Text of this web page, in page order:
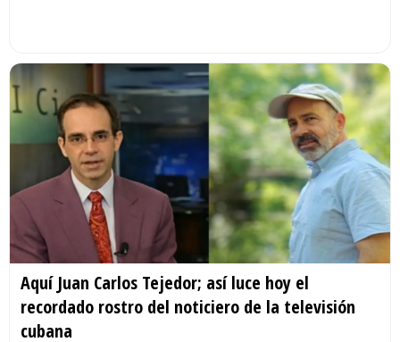
Aquí Juan Carlos Tejedor; así luce hoy el
recordado rostro del noticiero de la televisión
cubana